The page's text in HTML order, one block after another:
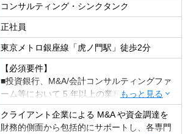
コンサルティング・シンクタンク
正社員
東京メトロ銀座線「虎ノ門駅」徒歩2分
【必須要件】
■投資銀行、M&A/会計コンサルティングファ
ーム等において 5 年以上の業務経験がある方
■上場会社/上場ひ準備会社等事業会社におい
て M&A 関連業務に 5 年以上携わっていた方
クライアント企業による M&A や資金調達を
財務的側面から包括的にサポートし、各専門